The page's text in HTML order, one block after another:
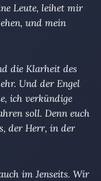
Leute, leihet mir
und mein
die Klarheit des
Und der Engel
ich verkündige
soll. Denn euch
der Herr, in der
im Jenseits. Wir